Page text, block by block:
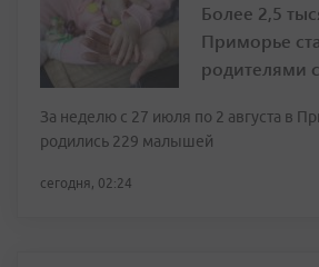
Более 2,5
Приморье
родителями
За неделю с 27 июля по 2 августа в
родились 229 малышей
сегодня, 02:24